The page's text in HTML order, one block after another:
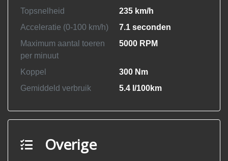
Topsnelheid
235 km/h
Acceleratie (0-100 km/h)
7.1 seconden
Maximum aantal toeren
per minuut
5000 RPM
Koppel
300 Nm
Gemiddeld verbruik
5.4 l/100km
Overige